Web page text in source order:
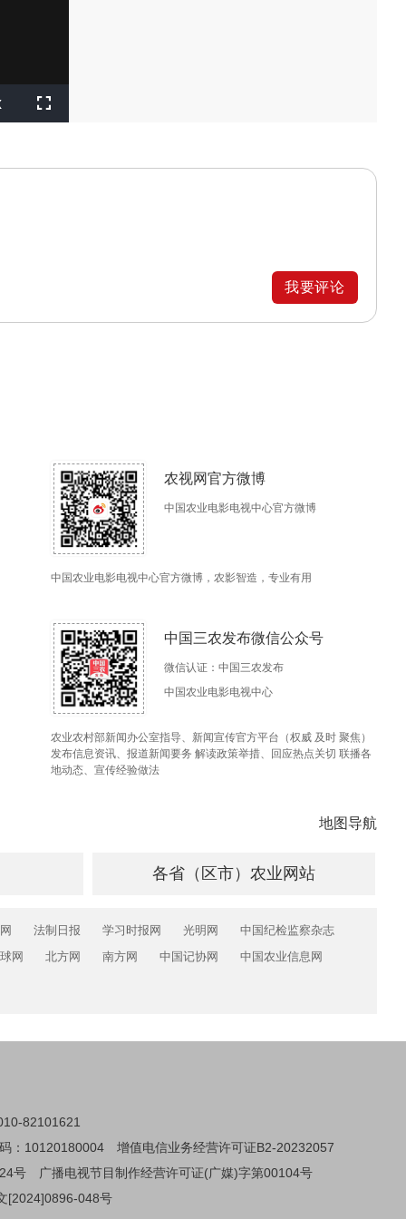
Fullscreen
我要评论
农视网官方微博
中国农业电影电视中心官方微博
中国农业电影电视中心官方微博，农影智造，专业有用
中国三农发布微信公众号
微信认证：中国三农发布
中国农业电影电视中心
农业农村部新闻办公室指导、新闻宣传官方平台（权威 及时 聚焦）
发布信息资讯、报道新闻要务 解读政策举措、回应热点关切 联播各
地动态、宣传经验做法
地图导航
各省（区市）农业网站
法制日报 学习时报网 光明网
中国纪检监察杂志
网
北方网 南方网 中国记协网 中国农业信息网
82101621
：10120180004
增值电信业务经营许可证B2-20232057
号
广播电视节目制作经营许可证(广媒)字第00104号
[2024]0896-048号